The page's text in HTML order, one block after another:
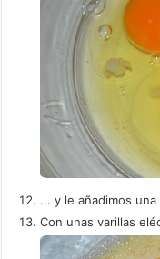
... y le añadimos
Con unas varillas